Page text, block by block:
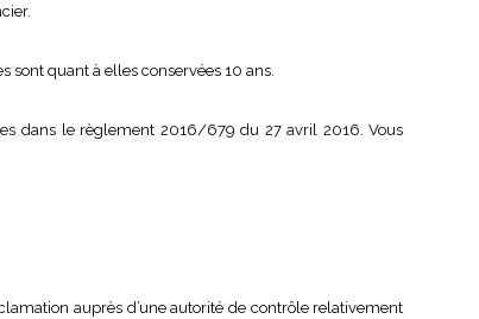
sont quant à elles conservées 10 ans.
dans le règlement 2016/679 du 27 avril 2016. Vous
auprès d’une autorité de contrôle relativement